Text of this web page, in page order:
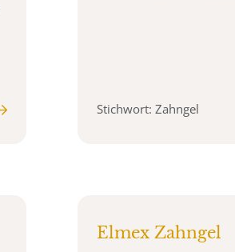
Stichwort: Zahngel
Elmex Zahngel